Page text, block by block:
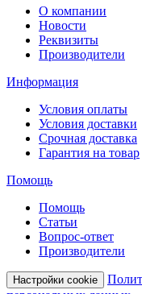
О компании
Новости
Реквизиты
Производители
Информация
Условия оплаты
Условия доставки
Срочная доставка
Гарантия на товар
Помощь
Помощь
Статьи
Вопрос-ответ
Производители
Настройки cookie